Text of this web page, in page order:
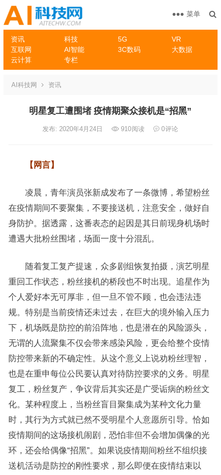
资讯 科技 5G
VR
互联网
AI智能 3C数码
大数据
云计算
专栏
菜单
AI科技网 资讯
明星复工遭围堵 疫情期聚众接机是“招黑”
发布: 2020年4月24日 910阅读 0评论
【网言】
凌晨，青年演员张新成发布了一条微博，希望粉丝
在疫情期间不要聚集，不要接送机，注意安全，做好自
身防护。据透露，这番表态的起因是其日前现身机场时
遭遇大批粉丝围堵，场面一度十分混乱。
随着复工复产提速，众多剧组恢复拍摄，演艺明星
重回工作状态，粉丝接机的桥段也不时出现。追星作为
个人爱好本无可厚非，但一旦不管不顾，也会违法违
规。特别是当前疫情还未过去，在巨大的境外输入压力
下，机场既是防控的前沿阵地，也是潜在的风险源头，
无谓的人流聚集不仅会带来感染风险，更会给整个疫情
防控带来新的不确定性。从这个意义上说劝粉丝理智，
也是在重申每位公民要认真对待防控要求的义务。明星
复工，粉丝复产，争议背后其实还是广受诟病的粉丝文
化。某种程度上，当粉丝盲目聚集成为某种文化力量
时，其行为方式就已然不受明星个人意愿所引导。恰如
疫情期间的这场接机闹剧，恐怕非但不会增加偶像的光
环，还会给偶像“招黑”。如果说疫情期间粉丝不组织接
送机活动是防控的刚性要求，那么即便在疫情结束以